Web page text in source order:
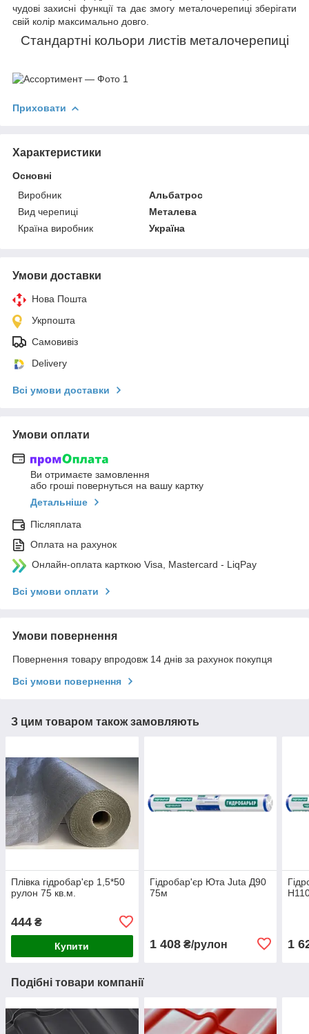
чудові захисні функції та дає змогу металочерепиці зберігати
свій колір максимально довго.
Стандартні кольори листів металочерепиці
Приховати
Характеристики
Основні
Виробник
Альбатрос
Вид черепиці
Металева
Країна виробник
Україна
Умови доставки
Нова Пошта
Укрпошта
Самовивіз
Delivery
Всі умови доставки
Умови оплати
Ви отримаєте замовлення
або гроші повернуться на вашу картку
Детальніше
Післяплата
Оплата на рахунок
Онлайн-оплата карткою Visa, Mastercard - LiqPay
Всі умови оплати
Умови повернення
Повернення товару впродовж 14 днів за рахунок покупця
Всі умови повернення
З цим товаром також замовляють
Плівка гідробар'єр 1,5*50
рулон 75 кв.м.
444 ₴
Купити
Гідробар'єр Юта Juta Д90
75м
1 408₴/рулон 1
Подібні товари компанії